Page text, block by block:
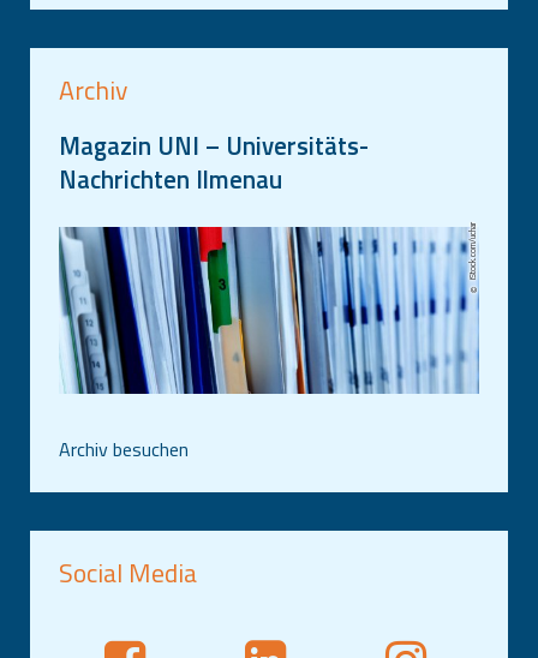
Archiv
Magazin UNI – Universitäts-
Nachrichten Ilmenau
iStock.com/uchar
Archiv besuchen
Social Media